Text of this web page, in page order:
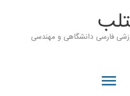
فارسی دانشگاهی و مهندسی
فهرست